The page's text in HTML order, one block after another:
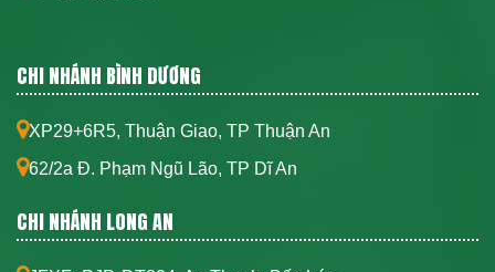
CHI NHÁNH BÌNH DƯƠNG
XP29+6R5, Thuận Giao, TP Thuận An
62/2a Đ. Phạm Ngũ Lão, TP Dĩ An
CHI NHÁNH LONG AN